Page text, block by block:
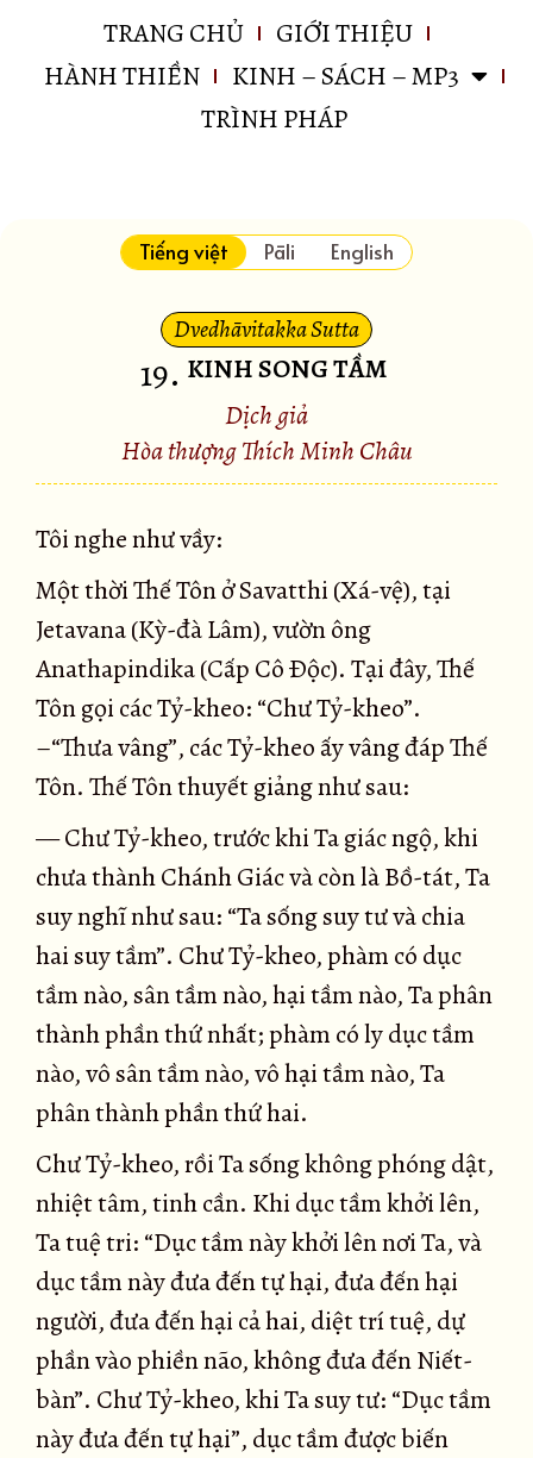
TRANG CHỦ
GIỚI THIỆU
HÀNH THIỀN
KINH – SÁCH – MP3
TRÌNH PHÁP
Tiếng việt Pāli English
Dvedhāvitakka Sutta
19. KINH SONG TẦM
Dịch giả
Hòa thượng Thích Minh Châu
Tôi nghe như vầy:
Một thời Thế Tôn ở Savatthi (Xá-vệ), tại
Jetavana (Kỳ-đà Lâm), vườn ông
Anathapindika (Cấp Cô Ðộc). Tại đây, Thế
Tôn gọi các Tỷ-kheo: “Chư Tỷ-kheo”.
–“Thưa vâng”, các Tỷ-kheo ấy vâng đáp Thế
Tôn. Thế Tôn thuyết giảng như sau:
— Chư Tỷ-kheo, trước khi Ta giác ngộ, khi
chưa thành Chánh Giác và còn là Bồ-tát, Ta
suy nghĩ như sau: “Ta sống suy tư và chia
hai suy tầm”. Chư Tỷ-kheo, phàm có dục
tầm nào, sân tầm nào, hại tầm nào, Ta phân
thành phần thứ nhất; phàm có ly dục tầm
nào, vô sân tầm nào, vô hại tầm nào, Ta
phân thành phần thứ hai.
Chư Tỷ-kheo, rồi Ta sống không phóng dật,
nhiệt tâm, tinh cần. Khi dục tầm khởi lên,
Ta tuệ tri: “Dục tầm này khởi lên nơi Ta, và
dục tầm này đưa đến tự hại, đưa đến hại
người, đưa đến hại cả hai, diệt trí tuệ, dự
phần vào phiền não, không đưa đến Niết-
bàn”. Chư Tỷ-kheo, khi Ta suy tư: “Dục tầm
này đưa đến tự hại”, dục tầm được biến